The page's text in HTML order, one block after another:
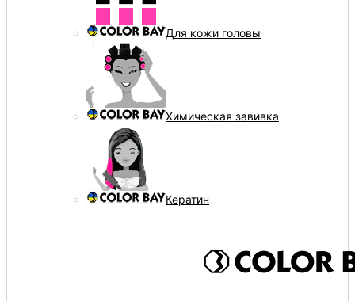
Для кожи головы
Химическая завивка
Кератин